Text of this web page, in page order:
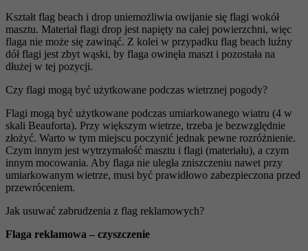
Kształt flag beach i drop uniemożliwia owijanie się flagi wokół
masztu. Materiał flagi drop jest napięty na całej powierzchni, więc
flaga nie może się zawinąć. Z kolei w przypadku flag beach luźny
dół flagi jest zbyt wąski, by flaga owinęła maszt i pozostała na
dłużej w tej pozycji.
Czy flagi mogą być użytkowane podczas wietrznej pogody?
Flagi mogą być użytkowane podczas umiarkowanego wiatru (4 w
skali Beauforta). Przy większym wietrze, trzeba je bezwzględnie
złożyć. Warto w tym miejscu poczynić jednak pewne rozróżnienie.
Czym innym jest wytrzymałość masztu i flagi (materiału), a czym
innym mocowania. Aby flaga nie uległa zniszczeniu nawet przy
umiarkowanym wietrze, musi być prawidłowo zabezpieczona przed
przewróceniem.
Jak usuwać zabrudzenia z flag reklamowych?
Flaga reklamowa – czyszczenie